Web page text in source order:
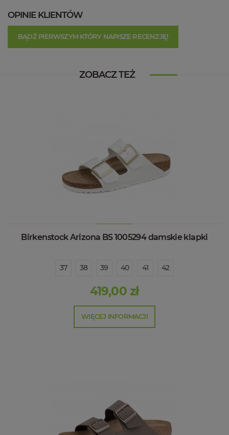
OPINIE KLIENTÓW
BĄDŹ PIERWSZYM KTÓRY NAPISZE RECENZJĘ!
ZOBACZ TEŻ
Birkenstock Arizona BS 1005294 damskie klapki
37 38 39 40 41 42
419,00 zł
WIĘCEJ INFORMACJI